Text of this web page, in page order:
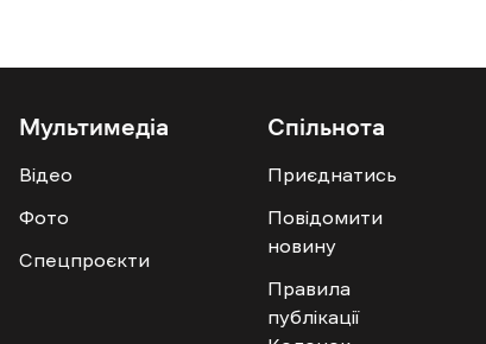
Мультимедіа
Відео
Фото
Спецпроєкти
Спільнота
Приєднатись
Повідомити
новину
Правила
публікації